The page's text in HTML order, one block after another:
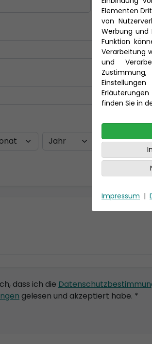
dass ich die
gelesen und akzeptiert habe. *
Elementen
von
Werbung und
Funktion
Verarbeitung
und
finden Sie in
Impressum |